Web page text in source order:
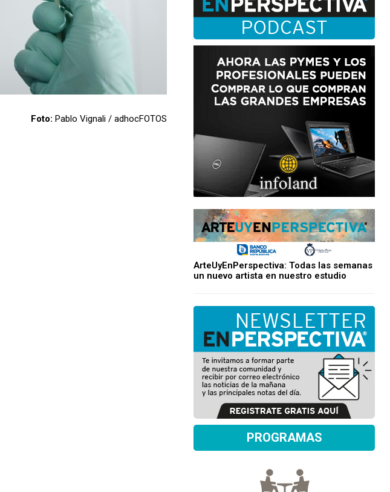
Foto: Pablo Vignali / adhocFOTOS
ArteUyEnPerspectiva: Todas las semanas
un nuevo artista en nuestro estudio
PROGRAMAS